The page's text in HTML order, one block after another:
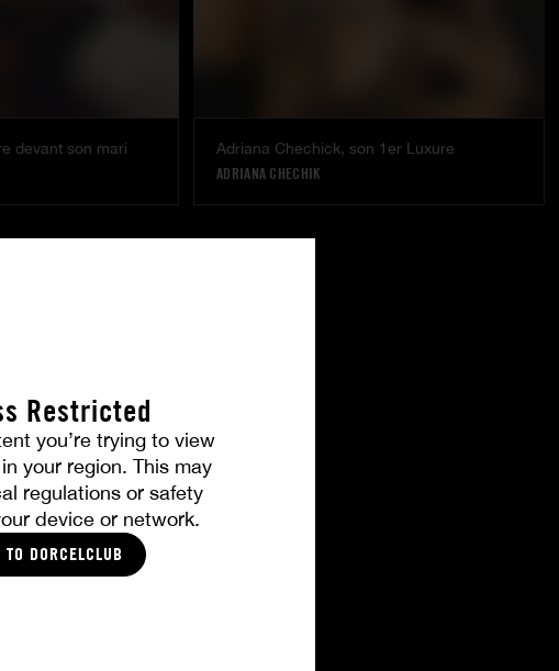
Restricted
you’re trying to view
your region. This may
regulations or safety
device or network.
TO DORCELCLUB
devant son mari
Adriana Chechick, son 1er Luxure
ADRIANA CHECHIK